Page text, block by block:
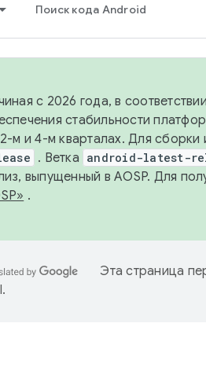
Поиск кода Android
с 2026 года, в
стабильности
м и 4-м кварталах. Для сборки
. Ветка android-latest-
выпущенный в AOSP. Для
.
Эта страница
.